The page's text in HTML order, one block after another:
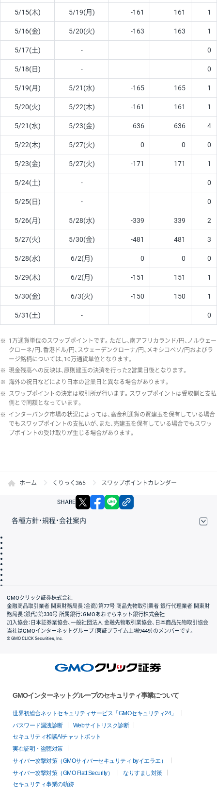
5/15(木) 5/19(月) -161 161 1
5/16(金) 5/20(火) -163 163 1
5/17(土) - 0
5/18(日) - 0
5/19(月) 5/21(水) -165 165 1
5/20(火) 5/22(木) -161 161 1
5/21(水) 5/23(金) -636 636 4
5/22(木) 5/27(火) 0 0 0
5/23(金) 5/27(火) -171 171 1
5/24(土) - 0
5/25(日) - 0
5/26(月) 5/28(水) -339 339 2
5/27(火) 5/30(金) -481 481 3
5/28(水) 6/2(月) 0 0 0
5/29(木) 6/2(月) -151 151 1
5/30(金) 6/3(火) -150 150 1
5/31(土) - 0
※ 1万通貨単位のスワップポイントです。ただし、南アフリカランド/円、ノルウェー
クローネ/円、香港ドル/円、スウェーデンクローナ/円、メキシコペソ/円およびラ
ージ銘柄については、10万通貨単位となります。
※ 現金残高への反映は、原則建玉の決済を行った2営業日後となります。
※ 海外の祝日などにより日本の営業日と異なる場合があります。
※ スワップポイントの決定は取引所が行います。スワップポイントは受取側と支払
側とで同額となっています。
※ インターバンク市場の状況によっては、高金利通貨の買建玉を保有している場合
でもスワップポイントの支払いが、また、売建玉を保有している場合でもスワッ
プポイントの受け取りが生じる場合があります。
ホーム くりっく365 スワップポイントカレンダー
SHARE X facebook
各種方針・規程・会社案内
会社案内
GMOクリック証券株式会社
金融商品取引業者 関東財務局長（金商）第77号 商品先物取引業者 銀行代理業者 関東財
務局長（銀代）第330号 所属銀行：GMOあおぞらネット銀行株式会社
加入協会：日本証券業協会、一般社団法人 金融先物取引業協会、日本商品先物取引協会
当社はGMOインターネットグループ（東証プライム上場9449）のメンバーです。
© GMO CLICK Securities, Inc.
GMOインターネットグループのセキュリティ事業について
世界初総合ネットセキュリティサービス「GMOセキュリティ24」
パスワード漏洩診断
Webサイトリスク診断
セキュリティ相談AIチャットボット
実在証明・盗聴対策
サイバー攻撃対策（GMOサイバーセキュリティ byイエラエ）
サイバー攻撃対策（GMO Flatt Security）
なりすまし対策
セキュリティ事業の軌跡